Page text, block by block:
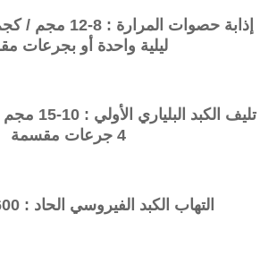
إذابة حصوات
ليلية واحدة أو بجرعات
تليف الكبد البلياري الأولي
4 جرعات مقسمة
التهاب الكبد الفيروسي الحاد : 600 مجم / يوم